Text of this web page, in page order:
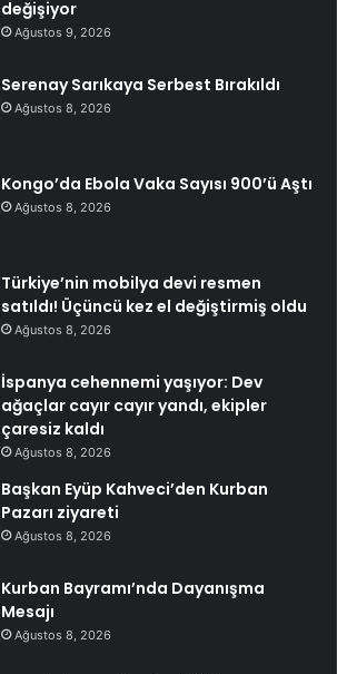
değişiyor
Ağustos 9, 2026
Serenay Sarıkaya Serbest Bırakıldı
Ağustos 8, 2026
Kongo’da Ebola Vaka Sayısı 900’ü Aştı
Ağustos 8, 2026
Türkiye’nin mobilya devi resmen
satıldı! Üçüncü kez el değiştirmiş oldu
Ağustos 8, 2026
İspanya cehennemi yaşıyor: Dev
ağaçlar cayır cayır yandı, ekipler
çaresiz kaldı
Ağustos 8, 2026
Başkan Eyüp Kahveci’den Kurban
Pazarı ziyareti
Ağustos 8, 2026
Kurban Bayramı’nda Dayanışma
Mesajı
Ağustos 8, 2026